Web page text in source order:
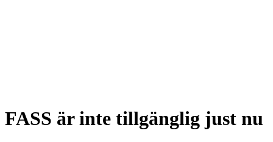
FASS är inte tillgänglig just nu